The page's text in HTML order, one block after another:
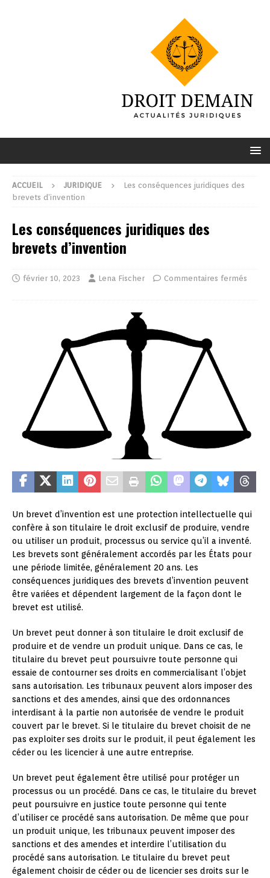
ACCUEIL JURIDIQUE
Les conséquences juridiques des
brevets d’invention
Les conséquences juridiques des
brevets d’invention
février 10, 2023 Lena Fischer Commentaires fermés
Un brevet d’invention est une protection intellectuelle qui
confère à son titulaire le droit exclusif de produire, vendre
ou utiliser un produit, processus ou service qu’il a inventé.
Les brevets sont généralement accordés par les États pour
une période limitée, généralement 20 ans. Les
conséquences juridiques des brevets d’invention peuvent
être variées et dépendent largement de la façon dont le
brevet est utilisé.
Un brevet peut donner à son titulaire le droit exclusif de
produire et de vendre un produit unique. Dans ce cas, le
titulaire du brevet peut poursuivre toute personne qui
essaie de contourner ses droits en commercialisant l’objet
sans autorisation. Les tribunaux peuvent alors imposer des
sanctions et des amendes, ainsi que des ordonnances
interdisant à la partie non autorisée de vendre le produit
couvert par le brevet. Si le titulaire du brevet choisit de ne
pas exploiter ses droits sur le produit, il peut également les
céder ou les licencier à une autre entreprise.
Un brevet peut également être utilisé pour protéger un
processus ou un procédé. Dans ce cas, le titulaire du brevet
peut poursuivre en justice toute personne qui tente
d’utiliser ce procédé sans autorisation. De même que pour
un produit unique, les tribunaux peuvent imposer des
sanctions et des amendes et interdire l’utilisation du
procédé sans autorisation. Le titulaire du brevet peut
également choisir de céder ou de licencier ses droits sur le